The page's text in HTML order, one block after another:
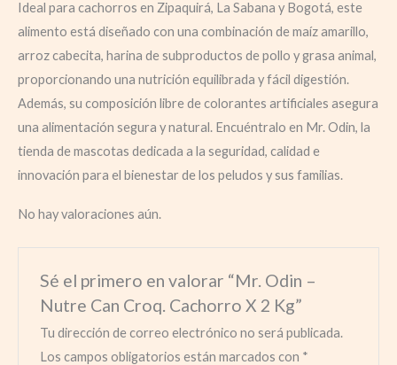
Ideal para cachorros en Zipaquirá, La Sabana y Bogotá, este
alimento está diseñado con una combinación de maíz amarillo,
arroz cabecita, harina de subproductos de pollo y grasa animal,
proporcionando una nutrición equilibrada y fácil digestión.
Además, su composición libre de colorantes artificiales asegura
una alimentación segura y natural. Encuéntralo en Mr. Odin, la
tienda de mascotas dedicada a la seguridad, calidad e
innovación para el bienestar de los peludos y sus familias.
No hay valoraciones aún.
Sé el primero en valorar “Mr. Odin –
Nutre Can Croq. Cachorro X 2 Kg”
Tu dirección de correo electrónico no será publicada.
Los campos obligatorios están marcados con *